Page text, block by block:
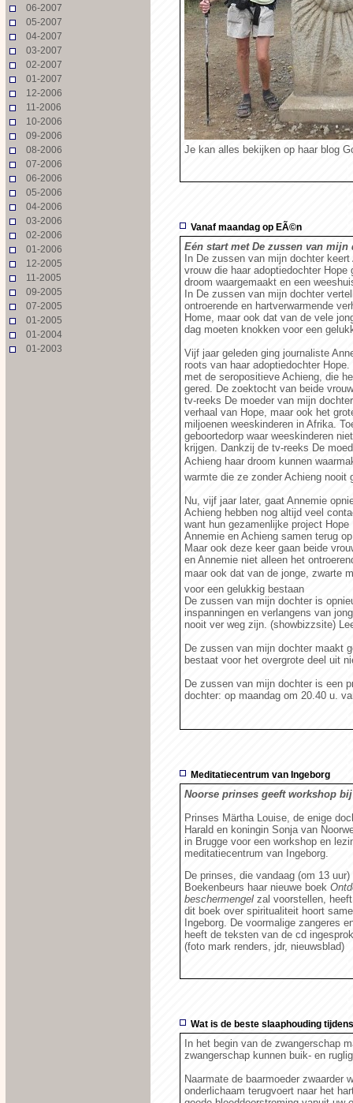
06-2007
05-2007
04-2007
03-2007
02-2007
01-2007
12-2006
11-2006
10-2006
09-2006
08-2006
07-2006
06-2006
05-2006
04-2006
03-2006
02-2006
01-2006
12-2005
11-2005
09-2005
07-2005
01-2005
01-2004
01-2003
Je kan alles bekijken op haar blog
Vanaf maandag op EÃ©n
Eén start met De zussen van mijn
In De zussen van mijn dochter
vrouw die haar adoptiedochter
droom waargemaakt en een
In De zussen van mijn dochter
ontroerende en hartverwarmende
Home, maar ook dat van de vele
dag moeten knokken voor een
Vijf jaar geleden ging journaliste
roots van haar adoptiedochter
met de seropositieve Achieng, die
gered. De zoektocht van beide
tv-reeks De moeder van mijn
verhaal van Hope, maar ook het
miljoenen weeskinderen in Afrika.
geboortedorp waar weeskinderen
krijgen. Dankzij de tv-reeks De
Achieng haar droom kunnen
warmte die ze zonder Achieng nooit
Nu, vijf jaar later, gaat Annemie
Achieng hebben nog altijd veel
want hun gezamenlijke project
Annemie en Achieng samen terug
Maar ook deze keer gaan beide
en Annemie niet alleen het
maar ook dat van de jonge, zwarte
voor een gelukkig bestaan
De zussen van mijn dochter is
inspanningen en verlangens van
nooit ver weg zijn. (showbizzsite)
De zussen van mijn dochter maakt
bestaat voor het overgrote deel uit
De zussen van mijn dochter is een
dochter: op maandag om 20.40 u.
Meditatiecentrum van Ingeborg
Noorse prinses geeft workshop
Prinses Märtha Louise, de enige
Harald en koningin Sonja van
in Brugge voor een workshop en
meditatiecentrum van Ingeborg.
De prinses, die vandaag (om 13 uur)
Boekenbeurs haar nieuwe boek
beschermengel zal voorstellen,
dit boek over spiritualiteit hoort
Ingeborg. De voormalige zangeres
heeft de teksten van de cd
(foto mark renders, jdr, nieuwsblad)
Wat is de beste slaaphouding
In het begin van de zwangerschap
zwangerschap kunnen buik- en
Naarmate de baarmoeder zwaarder
onderlichaam terugvoert naar het